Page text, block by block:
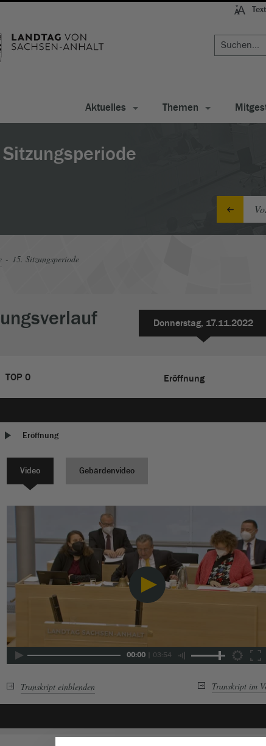
Aktuelles Themen
15. Sitzungsperiode
Donnerstag, 17.11.2022
TOP 0 Eröffnung
Eröffnung
Video Gebärdenvideo
00:00 03:54
Transkript einblenden Transkript im